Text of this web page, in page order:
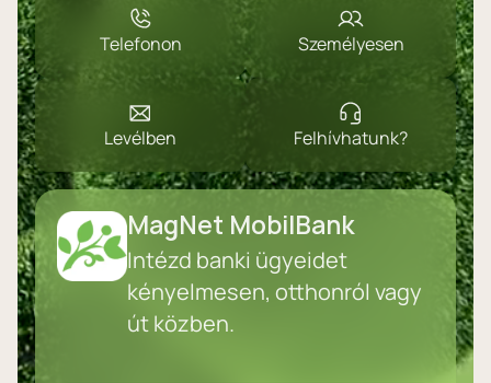
Telefonon Személyesen
Levélben Felhívhatunk?
MagNet MobilBank
Intézd banki ügyeidet
kényelmesen, otthonról vagy
út közben.